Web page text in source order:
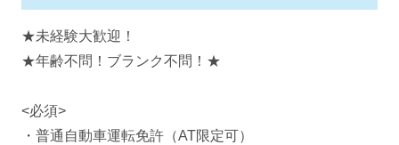
★未経験大歓迎！
★年齢不問！ブランク不問！★
<必須>
・普通自動車運転免許（AT限定可）